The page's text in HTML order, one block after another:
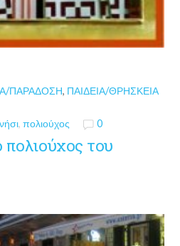
ΠΑΡΆΔΟΣΗ, ΠΑΙΔΕΊΑ/ΘΡΗΣΚΕΊΑ
,πολιούχος 0
του